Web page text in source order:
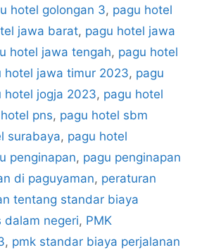
hotel golongan 3, pagu hotel
jawa barat, pagu hotel jawa
hotel jawa tengah, pagu hotel
hotel jawa timur 2023, pagu
hotel jogja 2023, pagu hotel
pns, pagu hotel sbm
surabaya, pagu hotel
penginapan, pagu penginapan
di paguyaman, peraturan
tentang standar biaya
dalam negeri, PMK
, pmk standar biaya perjalanan